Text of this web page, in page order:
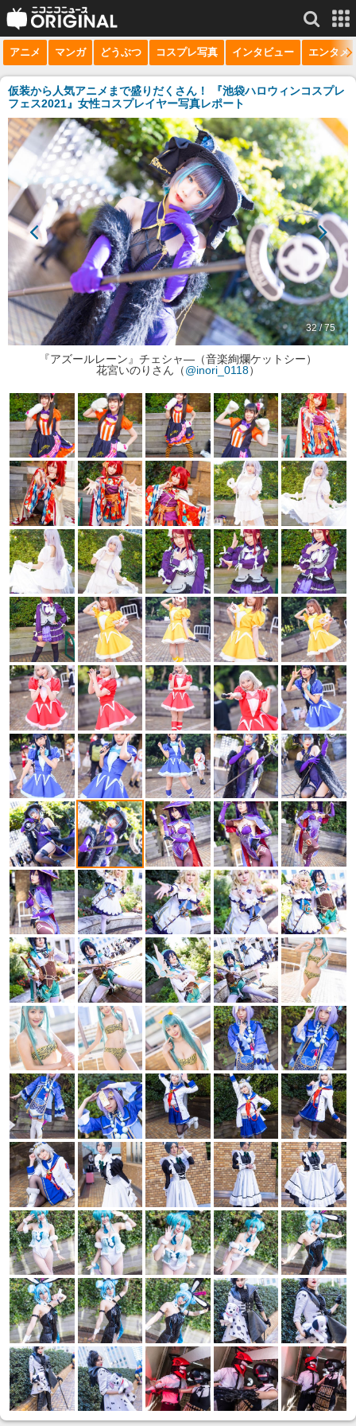
サービス一覧 もっと見る
生放送
ニュース
チャンネル
マンガ
ニコニコQ
アニメ マンガ どうぶつ コスプレ写真 インタビュー エンタメ
仮装から人気アニメまで盛りだくさん！ 『池袋ハロウィンコスプレ
フェス2021』女性コスプレイヤー写真レポート
32 / 75
『アズールレーン』チェシャ―（音楽絢爛ケットシー）
花宮いのりさん（@inori_0118）